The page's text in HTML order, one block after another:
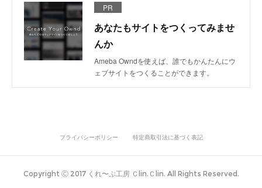
PR
あなたもサイトをつくってみませ
んか
Ameba Owndを使えば、誰でもかんたんにウ
ェブサイトをつくることができます。
プライバシーポリシー 特定商取引法に基づく表記
Copyright Ⓒ 2017 くれ〜ぷ工房 Ｃlin.Ｃlin. All Rights Reserved.